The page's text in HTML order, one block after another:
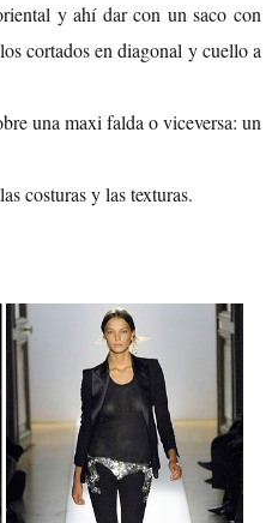
y ahí dar con un saco con
cortados en diagonal y cuello a
una maxi falda o viceversa: un
costuras y las texturas.